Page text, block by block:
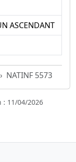
ASCENDANT
NATINF 5573
: 11/04/2026